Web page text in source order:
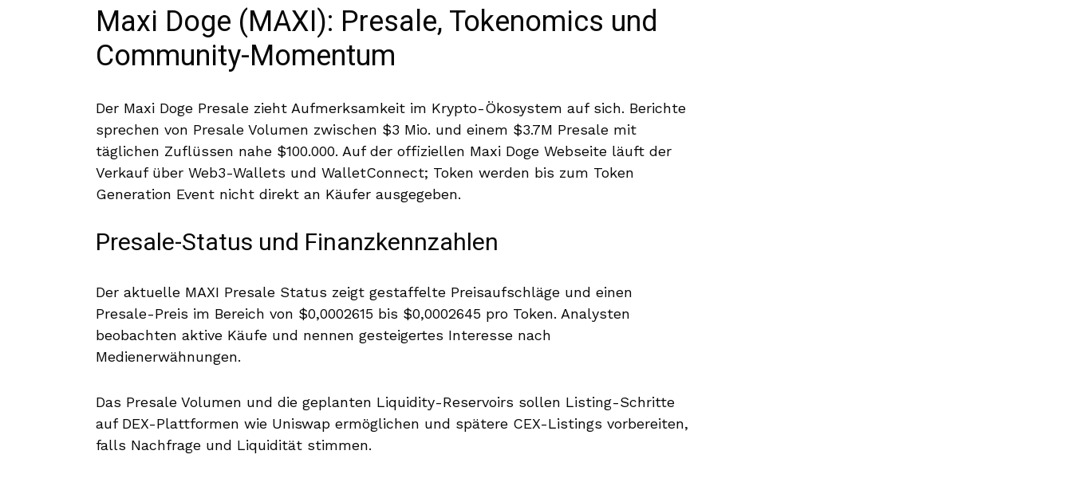
Maxi Doge (MAXI): Presale, Tokenomics und
Community-Momentum
Der Maxi Doge Presale zieht Aufmerksamkeit im Krypto-Ökosystem auf sich. Berichte
sprechen von Presale Volumen zwischen $3 Mio. und einem $3.7M Presale mit
täglichen Zuflüssen nahe $100.000. Auf der offiziellen Maxi Doge Webseite läuft der
Verkauf über Web3-Wallets und WalletConnect; Token werden bis zum Token
Generation Event nicht direkt an Käufer ausgegeben.
Presale-Status und Finanzkennzahlen
Der aktuelle MAXI Presale Status zeigt gestaffelte Preisaufschläge und einen
Presale-Preis im Bereich von $0,0002615 bis $0,0002645 pro Token. Analysten
beobachten aktive Käufe und nennen gesteigertes Interesse nach
Medienerwähnungen.
Das Presale Volumen und die geplanten Liquidity-Reservoirs sollen Listing-Schritte
auf DEX-Plattformen wie Uniswap ermöglichen und spätere CEX-Listings vorbereiten,
falls Nachfrage und Liquidität stimmen.